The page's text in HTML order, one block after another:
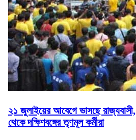
২১ জুলাইয়ের আবেগে ভাসছে রাজ্যবাসী, শহরের পথে উত্তরবঙ্গ
থেকে দক্ষিণবঙ্গের তৃণমূল কর্মীরা